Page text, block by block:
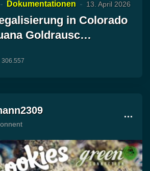
Dokumentationen 13. April 2026
in Colorado
Goldrausc…
306.557